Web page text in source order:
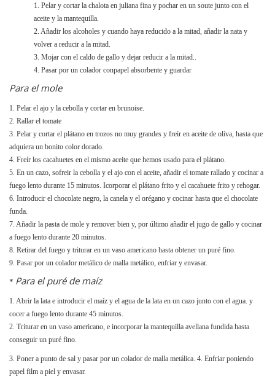
1. Pelar y cortar la chalota en juliana fina y pochar en un soute junto con el
aceite y la mantequilla.
2. Añadir los alcoholes y cuando haya reducido a la mitad, añadir la nata y
volver a reducir a la mitad.
3. Mojar con el caldo de gallo y dejar reducir a la mitad..
4. Pasar por un colador conpapel absorbente y guardar
Para el mole
1. Pelar el ajo y la cebolla y cortar en brunoise.
2. Rallar el tomate
3. Pelar y cortar el plátano en trozos no muy grandes y freír en aceite de oliva, hasta que
adquiera un bonito color dorado.
4. Freír los cacahuetes en el mismo aceite que hemos usado para el plátano.
5. En un cazo, sofreir la cebolla y el ajo con el aceite, añadir el tomate rallado y cocinar a
fuego lento durante 15 minutos. Icorporar el plátano frito y el cacahuete frito y rehogar.
6. Introducir el chocolate negro, la canela y el orégano y cocinar hasta que el chocolate
funda.
7. Añadir la pasta de mole y remover bien y, por último añadir el jugo de gallo y cocinar
a fuego lento durante 20 minutos.
8. Retirar del fuego y triturar en un vaso americano hasta obtener un puré fino.
9. Pasar por un colador metálico de malla metálico, enfriar y envasar.
* Para el puré de maíz
1. Abrir la lata e introducir el maíz y el agua de la lata en un cazo junto con el agua. y
cocer a fuego lento durante 45 minutos.
2. Triturar en un vaso americano, e incorporar la mantequilla avellana fundida hasta
conseguir un puré fino.
3. Poner a punto de sal y pasar por un colador de malla metálica. 4. Enfriar poniendo
papel film a piel y envasar.